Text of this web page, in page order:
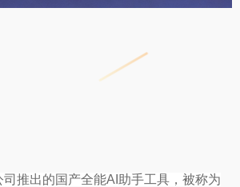
推出的国产全能AI助手工具，被称为